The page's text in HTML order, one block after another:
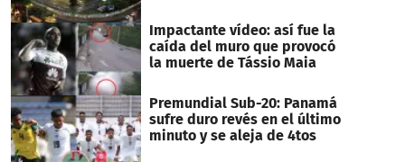
Impactante vídeo: así fue la
caída del muro que provocó
la muerte de Tássio Maia
Premundial Sub-20: Panamá
sufre duro revés en el último
minuto y se aleja de 4tos